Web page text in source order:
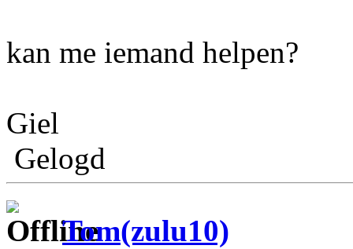
kan me iemand helpen?
Giel
Gelogd
Tom(zulu10)